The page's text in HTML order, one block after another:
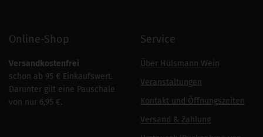
Online-Shop
Versandkostenfrei
schon ab 95 € Einkaufswert.
Darunter gilt eine Pauschale
von nur 6,95 €.
Service
Über Hülsmann Wein
Veranstaltungen
Kontakt und Öffnungszeiten
Versand & Zahlung